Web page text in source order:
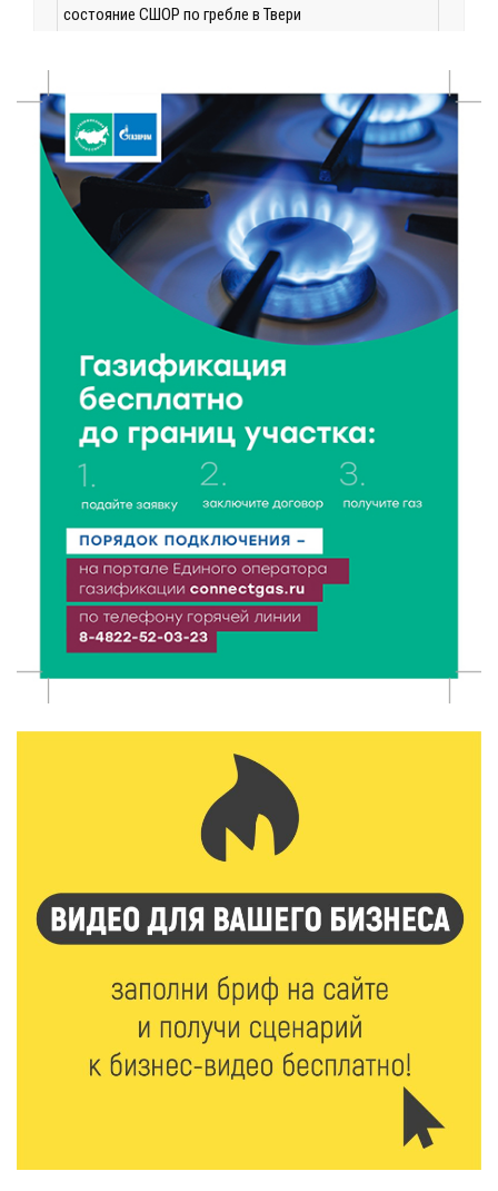
состояние СШОР по гребле в Твери
День рождения Светофора: в детском саду № 6
прошел необычный урок безопасности
6 Авг 2026 16:41 322
В Твери пройдёт дополнительный день приёма в
колледжи
212
Исследование: ежемесячная смена категорий
кешбэка создает волны спроса
6 Авг 2026 16:28 309
Тверские «Романтики» покорили Витебск своей
хореографией
6 Авг 2026 16:08 369
Виталий Королев наградил строителей и
анонсировал новые проекты
6 Авг 2026 16:02 139
Калининские футболисты представят Тверскую
область на всероссийском марафоне «Земля
6 Авг 2026 15:48 423
Голубев проверил школы и детсады Зубцова к 1
6 Авг 2026 15:01 239
От Твери до Москвы: выставка художника
Владимира Васильева о героях СВО проходит в РГБ